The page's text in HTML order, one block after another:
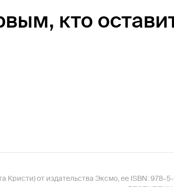
кто
Кристи) от издательства Эксмо, ее ISBN: